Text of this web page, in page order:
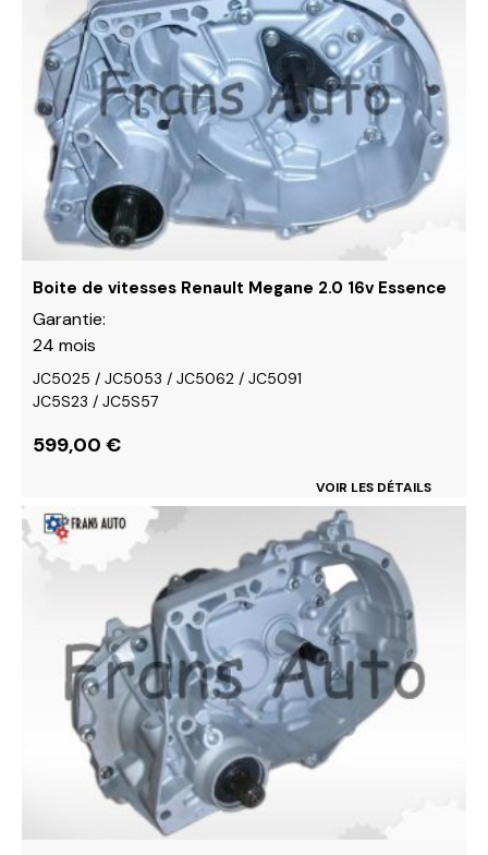
Boite de vitesses Renault Megane 2.0 16v Essence
Garantie:
24 mois
JC5025 / JC5053 / JC5062 / JC5091
JC5S23 / JC5S57
599,00 €
VOIR LES DÉTAILS
plusieurs
variations.
Les
options
peuvent
être
choisies
sur
du
Ce
produit
options
peuvent